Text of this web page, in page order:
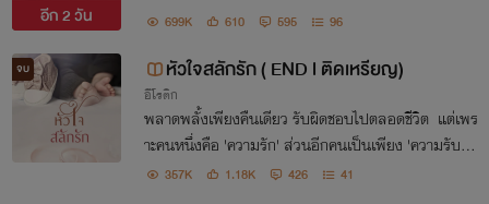
อีก2 วัน 699K 610 595 96
จบ หัวใจสลักรัก ( END l ติดเหรียญ)
อีโรติก
พลาดพลั้งเพียงคืนเดียว รับผิดชอบไปตลอดชีวิต แต่เพร
าะคนหนึ่งคือ 'ความรัก' ส่วนอีกคนเป็นเพียง 'ความรับผิด
ชอบ' เขาจึงลำบากใจ
357K 1.18K 426 41